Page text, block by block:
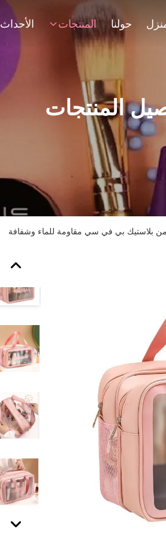
حولنا المنتجات الأحداث
المنتجات
من بلاستيك بي في سي مقاومة للماء وشفافة